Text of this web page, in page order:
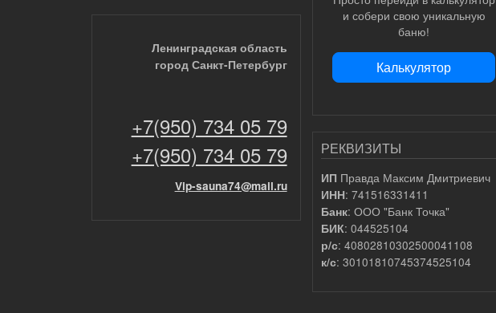
Ленинградская область
город Санкт-Петербург
+7(950) 734 05 79
+7(950) 734 05 79
Vip-sauna74@mail.ru
и собери свою уникальную
баню!
Калькулятор
РЕКВИЗИТЫ
ИП Правда Максим Дмитриевич
ИНН: 741516331411
Банк: ООО "Банк Точка"
БИК: 044525104
р/с: 40802810302500041108
к/с: 30101810745374525104